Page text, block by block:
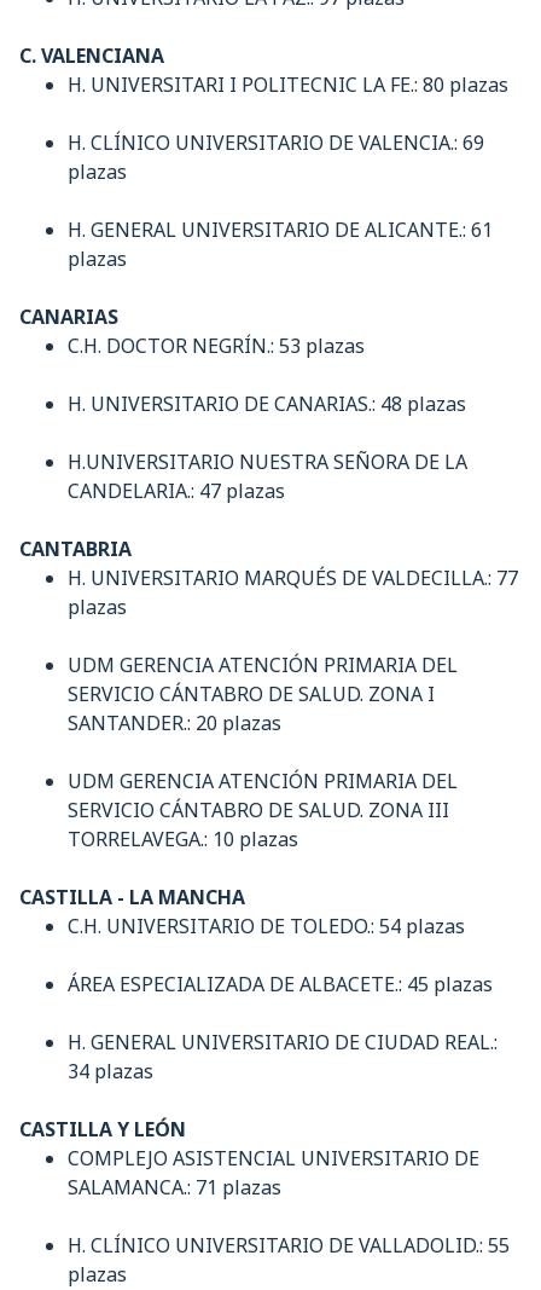
C. VALENCIANA
H. UNIVERSITARI I POLITECNIC LA FE.: 80 plazas
H. CLÍNICO UNIVERSITARIO DE VALENCIA.: 69
plazas
H. GENERAL UNIVERSITARIO DE ALICANTE.: 61
plazas
CANARIAS
C.H. DOCTOR NEGRÍN.: 53 plazas
H. UNIVERSITARIO DE CANARIAS.: 48 plazas
H.UNIVERSITARIO NUESTRA SEÑORA DE LA
CANDELARIA.: 47 plazas
CANTABRIA
H. UNIVERSITARIO MARQUÉS DE VALDECILLA.: 77
plazas
UDM GERENCIA ATENCIÓN PRIMARIA DEL
SERVICIO CÁNTABRO DE SALUD. ZONA I
SANTANDER.: 20 plazas
UDM GERENCIA ATENCIÓN PRIMARIA DEL
SERVICIO CÁNTABRO DE SALUD. ZONA III
TORRELAVEGA.: 10 plazas
CASTILLA - LA MANCHA
C.H. UNIVERSITARIO DE TOLEDO.: 54 plazas
ÁREA ESPECIALIZADA DE ALBACETE.: 45 plazas
H. GENERAL UNIVERSITARIO DE CIUDAD REAL.:
34 plazas
CASTILLA Y LEÓN
COMPLEJO ASISTENCIAL UNIVERSITARIO DE
SALAMANCA.: 71 plazas
H. CLÍNICO UNIVERSITARIO DE VALLADOLID.: 55
plazas